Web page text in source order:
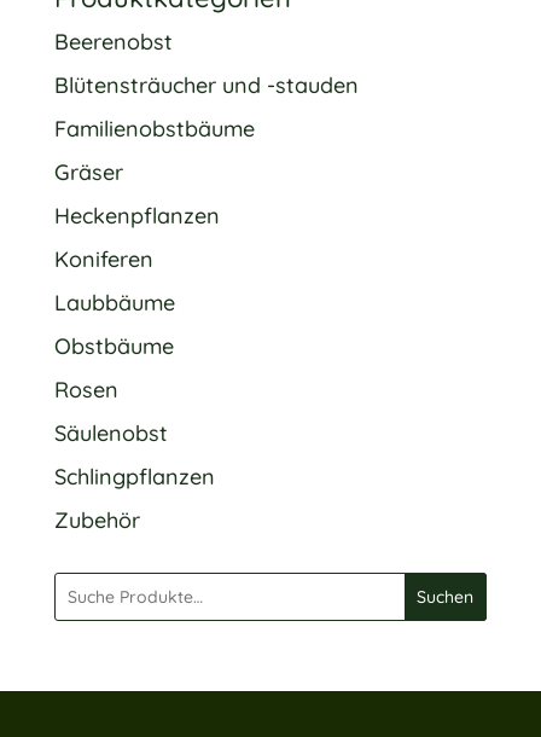
Beerenobst
Blütensträucher und -stauden
Familienobstbäume
Gräser
Heckenpflanzen
Koniferen
Laubbäume
Obstbäume
Rosen
Säulenobst
Schlingpflanzen
Zubehör
Suchen